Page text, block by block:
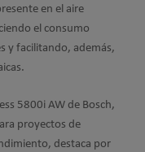
en el aire
el consumo
y facilitando, además,
5800i AW de Bosch,
proyectos de
destaca por